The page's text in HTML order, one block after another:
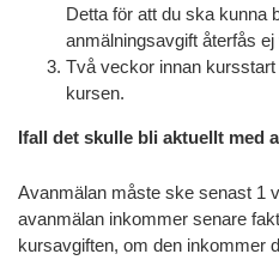
Detta för att du ska kunna
anmälningsavgift återfås
Två veckor innan
kursen.
Ifall det skulle bli aktuellt med
Avanmälan måste ske senast 1
avanmälan inkommer senare
kursavgiften, om den inkommer